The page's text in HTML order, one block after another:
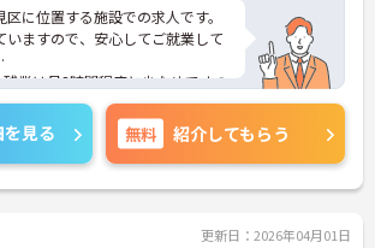
に位置する施設での求人です。
いますので、安心してご就業して
業は月3時間程度と少なめですの
との予定が立てやすいです♪
実績と頑張りを評価していただけ
は、面接対策ポイントなど、さら
たしますので、お気軽にご相談く
を見る 無料 紹介してもらう
更新日：2026年04月01日